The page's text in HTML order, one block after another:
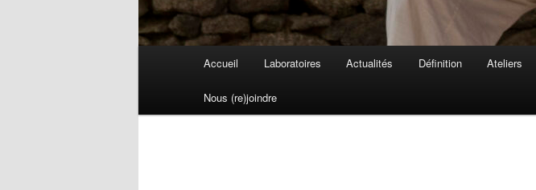
Accueil Laboratoires Actualités Définition Ateliers
Nous (re)joindre